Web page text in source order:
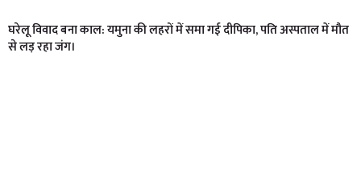
घरेलू विवाद बना काल: यमुना की लहरों में समा गई दीपिका, पति अस्पताल में मौत
से लड़ रहा जंग।